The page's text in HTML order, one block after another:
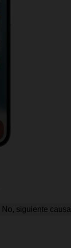
No, siguiente causa